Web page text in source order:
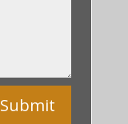
Submit